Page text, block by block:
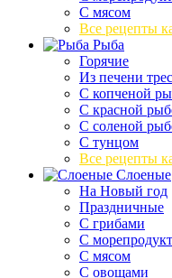
С мясом
Все рецепты
Рыба
Горячие
Из печени
С копченой
С красной
С соленой
С тунцом
Все рецепты
Слоеные
На Новый год
Праздничные
С грибами
С
С мясом
С овощами